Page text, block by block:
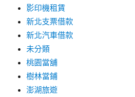
影印機租賃
新北支票借款
新北汽車借款
未分類
桃園當舖
樹林當鋪
澎湖旅遊